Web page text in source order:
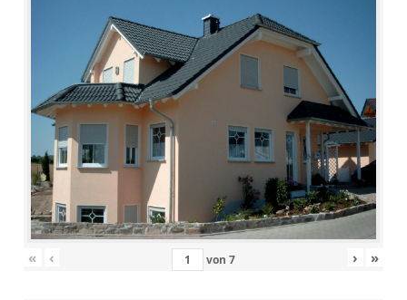
« ‹ von 7 › »